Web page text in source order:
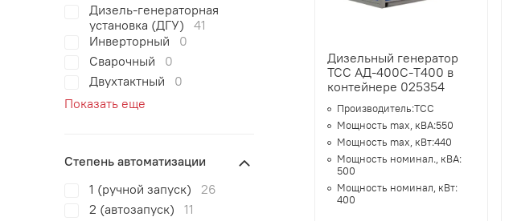
Дизельный генератор
ТСС АД-400С-Т400 в
контейнере 025354
Производитель:ТСС
Мощность max, кВА:550
Мощность max, кВт:440
Мощность номинал., кВА:
500
Мощность номинал, кВт:
400
Дизель-генераторная
установка (ДГУ)
41
Инверторный
0
Сварочный
0
Двухтактный
0
Показать еще
Степень автоматизации
1 (ручной запуск)
26
2 (автозапуск)
11